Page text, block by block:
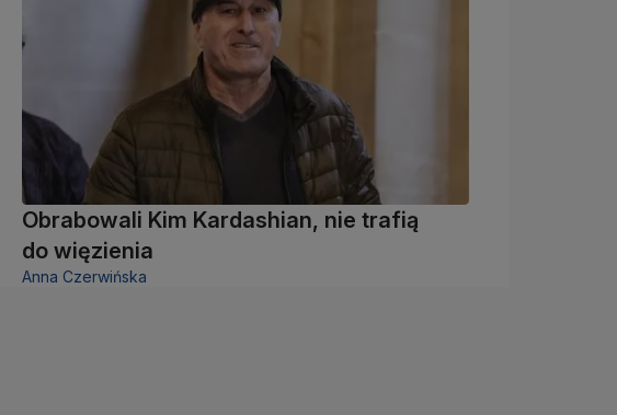
Obrabowali Kim Kardashian, nie trafią
do więzienia
Anna Czerwińska